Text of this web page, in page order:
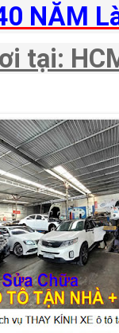
NĂM
tại: